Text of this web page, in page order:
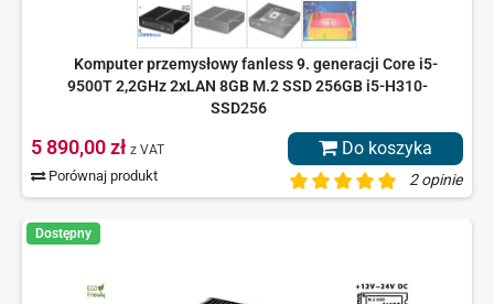
2 opinie
Komputer przemysłowy fanless 9. generacji Core i5-
9500T 2,2GHz 2xLAN 8GB M.2 SSD 256GB i5-H310-
SSD256
5 890,00 zł z VAT
Porównaj produkt
Do koszyka
Dostępny